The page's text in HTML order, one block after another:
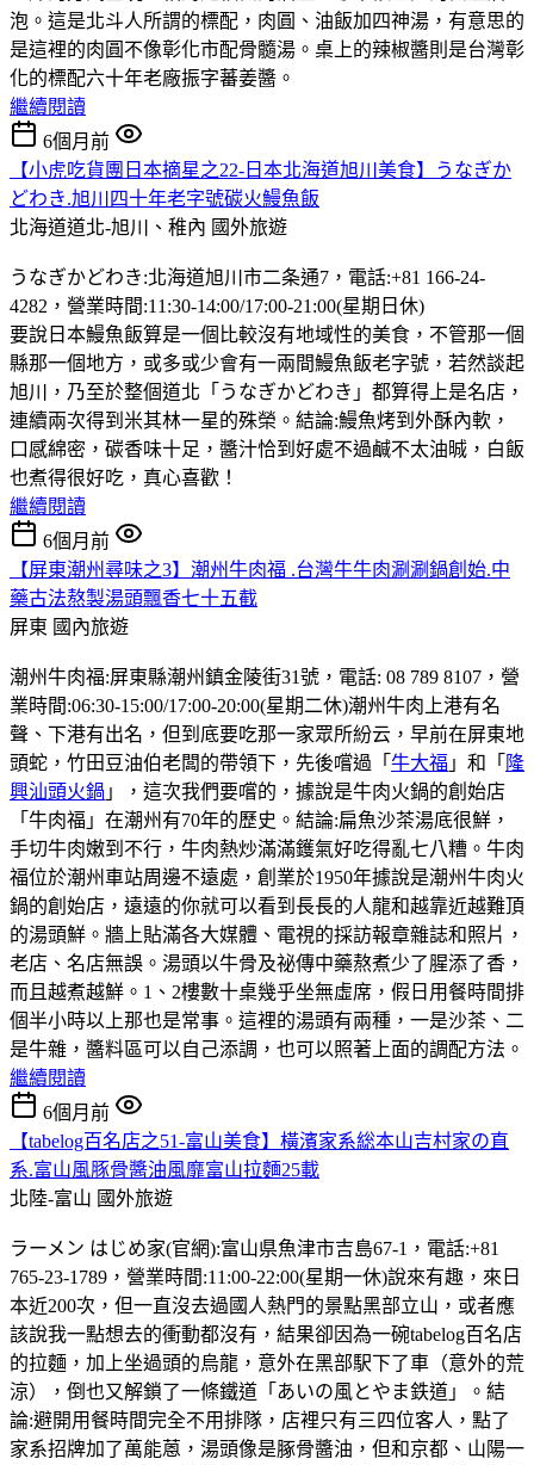
泡。這是北斗人所謂的標配，肉圓、油飯加四神湯，有意思的
是這裡的肉圓不像彰化市配骨髓湯。桌上的辣椒醬則是台灣彰
化的標配六十年老廠振字蕃姜醬。
繼續閱讀
6個月前
【小虎吃貨團日本摘星之22-日本北海道旭川美食】うなぎか
どわき.旭川四十年老字號碳火鰻魚飯
北海道道北-旭川、稚內 國外旅遊
うなぎかどわき:北海道旭川市二条通7，電話:+81 166-24-
4282，營業時間:11:30-14:00/17:00-21:00(星期日休)
要說日本鰻魚飯算是一個比較沒有地域性的美食，不管那一個
縣那一個地方，或多或少會有一兩間鰻魚飯老字號，若然談起
旭川，乃至於整個道北「うなぎかどわき」都算得上是名店，
連續兩次得到米其林一星的殊榮。結論:鰻魚烤到外酥內軟，
口感綿密，碳香味十足，醬汁恰到好處不過鹹不太油晠，白飯
也煮得很好吃，真心喜歡！
繼續閱讀
6個月前
【屏東潮州尋味之3】潮州牛肉福 .台灣牛牛肉涮涮鍋創始.中
藥古法熬製湯頭飄香七十五截
屏東 國內旅遊
潮州牛肉福:屏東縣潮州鎮金陵街31號，電話: 08 789 8107，營
業時間:06:30-15:00/17:00-20:00(星期二休)潮州牛肉上港有名
聲、下港有出名，但到底要吃那一家眾所紛云，早前在屏東地
頭蛇，竹田豆油伯老闆的帶領下，先後嚐過「 牛大福 」和「 隆
興汕頭火鍋 」，這次我們要嚐的，據說是牛肉火鍋的創始店
「牛肉福」在潮州有70年的歷史。結論:扁魚沙茶湯底很鮮，
手切牛肉嫩到不行，牛肉熱炒滿滿鑊氣好吃得亂七八糟。牛肉
福位於潮州車站周邊不遠處，創業於1950年據說是潮州牛肉火
鍋的創始店，遠遠的你就可以看到長長的人龍和越靠近越難頂
的湯頭鮮。牆上貼滿各大媒體、電視的採訪報章雜誌和照片，
老店、名店無誤。湯頭以牛骨及祕傳中藥熬煮少了腥添了香，
而且越煮越鮮。1、2樓數十桌幾乎坐無虛席，假日用餐時間排
個半小時以上那也是常事。這裡的湯頭有兩種，一是沙茶、二
是牛雜，醬料區可以自己添調，也可以照著上面的調配方法。
繼續閱讀
6個月前
【tabelog百名店之51-富山美食】橫濱家系総本山吉村家の直
系.富山風豚骨醬油風靡富山拉麵25載
北陸-富山 國外旅遊
ラーメン はじめ家(官網):富山県魚津市吉島67-1，電話:+81
765-23-1789，營業時間:11:00-22:00(星期一休)說來有趣，來日
本近200次，但一直沒去過國人熱門的景點黑部立山，或者應
該說我一點想去的衝動都沒有，結果卻因為一碗tabelog百名店
的拉麵，加上坐過頭的烏龍，意外在黑部駅下了車（意外的荒
涼），倒也又解鎖了一條鐵道「あいの風とやま鉄道」。結
論:避開用餐時間完全不用排隊，店裡只有三四位客人，點了
家系招牌加了萬能蒽，湯頭像是䐁骨醬油，但和京都、山陽一